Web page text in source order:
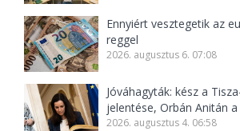
Ennyiért vesztegetik az
reggel
2026. augusztus 6. 07:08
Jóváhagyták: kész a
jelentése, Orbán Anitán
2026. augusztus 4. 06:58